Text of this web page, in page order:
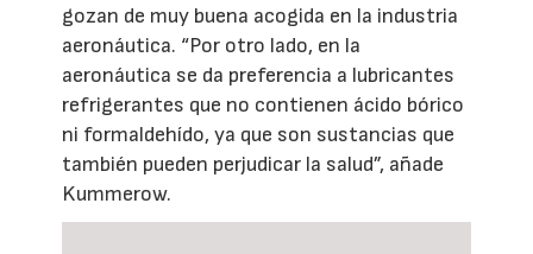
gozan de muy buena acogida en la industria
aeronáutica. “Por otro lado, en la
aeronáutica se da preferencia a lubricantes
refrigerantes que no contienen ácido bórico
ni formaldehído, ya que son sustancias que
también pueden perjudicar la salud”, añade
Kummerow.